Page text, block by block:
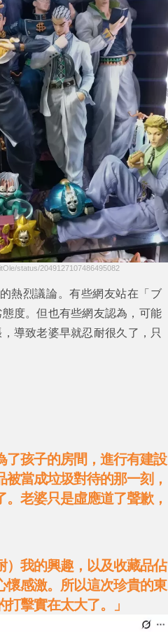
status/2049127107486495082
熱烈議論。有些網友站在 「ブ
度。但也有些網友認為，可能
導致老婆早就忍耐很久了，只
了孩子的房間，進行有建設
當成垃圾對待的那一刻，
老婆只是虛應道了聲歉，
）我的興趣，以及收藏品佔
懷感激。所以這次珍貴的東
擊實在太大了。」